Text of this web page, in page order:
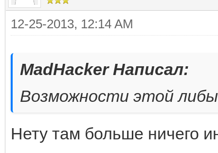
12-25-2013, 12:14 AM
MadHacker Написал:
Возможности этой
Нету там больше ничего